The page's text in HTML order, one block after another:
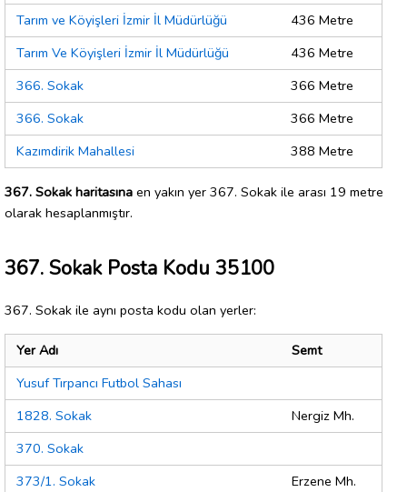
Tarım ve Köyişleri İzmir İl Müdürlüğü
436 Metre
Tarım Ve Köyişleri İzmir İl Müdürlüğü
436 Metre
366. Sokak
366 Metre
366. Sokak
366 Metre
Kazımdirik Mahallesi
388 Metre
367. Sokak haritasına en yakın yer 367. Sokak ile arası 19 metre
olarak hesaplanmıştır.
367. Sokak Posta Kodu 35100
367. Sokak ile aynı posta kodu olan yerler:
Yer Adı
Semt
Yusuf Tırpancı Futbol Sahası
1828. Sokak
Nergiz Mh.
370. Sokak
373/1. Sokak
Erzene Mh.